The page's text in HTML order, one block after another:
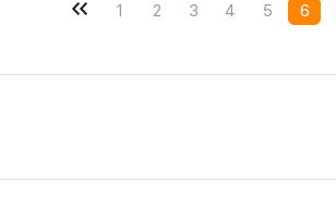
1 2 3 4 5 6